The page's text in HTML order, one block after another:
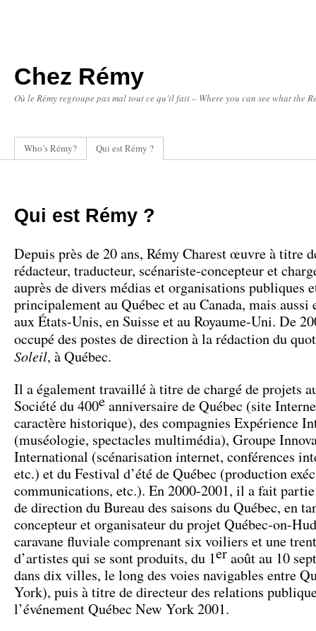
Chez Rémy
Où le Rémy regroupe pas mal tout ce qu'il fait – Where you can see what the
Who’s Rémy? Qui est Rémy ?
Qui est Rémy ?
Depuis près de 20 ans, Rémy Charest œuvre à titre
rédacteur, traducteur, scénariste-concepteur et
auprès de divers médias et organisations publiques
principalement au Québec et au Canada, mais aussi
aux États-Unis, en Suisse et au Royaume-Uni. De
occupé des postes de direction à la rédaction du
Soleil, à Québec.
Il a également travaillé à titre de chargé de projets
Société du 400eanniversaire de Québec (site
caractère historique), des compagnies Expérience
(muséologie, spectacles multimédia), Groupe
International (scénarisation internet, conférences
etc.) et du Festival d’été de Québec (production
communications, etc.). En 2000-2001, il a fait
de direction du Bureau des saisons du Québec, en
concepteur et organisateur du projet Québec-on-
caravane fluviale comprenant six voiliers et une
d’artistes qui se sont produits, du 1eraoût au 10
dans dix villes, le long des voies navigables entre
York), puis à titre de directeur des relations
l’événement Québec New York 2001.